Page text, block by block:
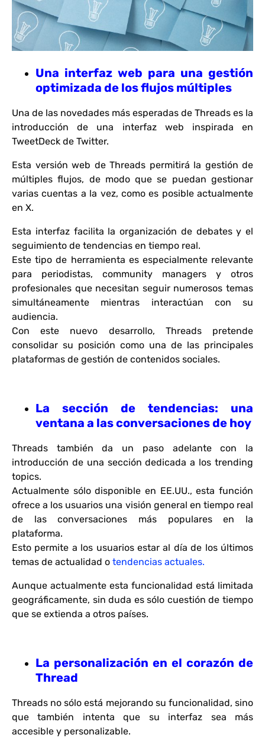
Una interfaz web para una gestión
optimizada de los flujos múltiples
Una de las novedades más esperadas de Threads es la
introducción de una interfaz web inspirada en
TweetDeck de Twitter.
Esta versión web de Threads permitirá la gestión de
múltiples flujos, de modo que se puedan gestionar
varias cuentas a la vez, como es posible actualmente
en X.
Esta interfaz facilita la organización de debates y el
seguimiento de tendencias en tiempo real.
Este tipo de herramienta es especialmente relevante
para periodistas, community managers y otros
profesionales que necesitan seguir numerosos temas
simultáneamente mientras interactúan con su
audiencia.
Con este nuevo desarrollo, Threads pretende
consolidar su posición como una de las principales
plataformas de gestión de contenidos sociales.
La sección de tendencias: una
ventana a las conversaciones de hoy
Threads también da un paso adelante con la
introducción de una sección dedicada a los trending
topics.
Actualmente sólo disponible en EE.UU., esta función
ofrece a los usuarios una visión general en tiempo real
de las conversaciones más populares en la
plataforma.
Esto permite a los usuarios estar al día de los últimos
temas de actualidad o tendencias actuales.
Aunque actualmente esta funcionalidad está limitada
geográficamente, sin duda es sólo cuestión de tiempo
que se extienda a otros países.
La personalización en el corazón de
Thread
Threads no sólo está mejorando su funcionalidad, sino
que también intenta que su interfaz sea más
accesible y personalizable.